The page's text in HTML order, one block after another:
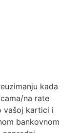
kada
na rate
vašoj kartici i
bankovnom